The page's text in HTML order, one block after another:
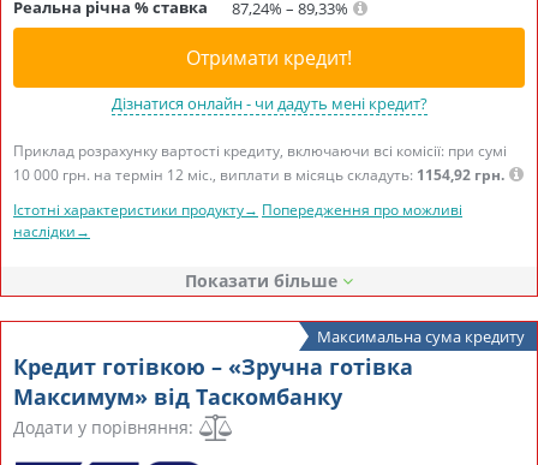
Реальна річна % ставка
87,24% – 89,33%
Отримати кредит!
Дізнатися онлайн - чи дадуть мені кредит?
Приклад розрахунку вартості кредиту, включаючи всі комісії: при сумі
10 000 грн. на термін 12 міс., виплати в місяць складуть: 1154,92 грн.
Істотні характеристики продукту→ Попередження про можливі
наслідки→
Показати
Максимальна сума кредиту
Кредит готівкою – «Зручна готівка
Максимум» від Таскомбанку
Додати у порівняння: